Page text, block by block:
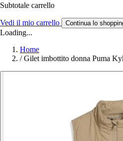
Subtotale carrello
Vedi il mio carrello Continua lo
Loading...
Home
/ Gilet imbottito donna Puma